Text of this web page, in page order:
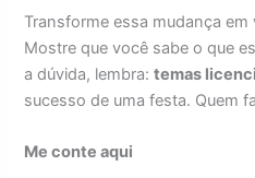
Transforme essa mudança
Mostre que você sabe o que
a dúvida, lembra:temas
sucesso de uma festa. Quem
Me conte aqui